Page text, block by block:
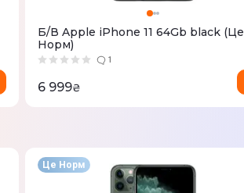
Б/В Apple iPhone 11 64Gb black (Це
Норм)
1
6 999₴
Це Норм